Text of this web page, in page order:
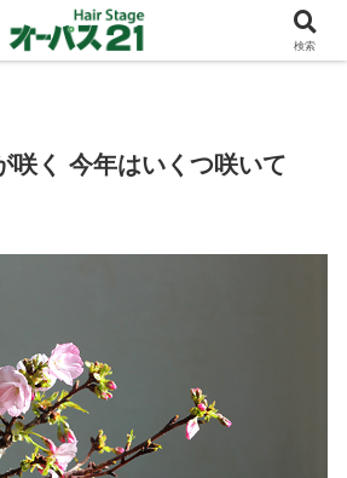
ルのお客様が多い東大阪のヘアーサロン 店長の与
太話
咲く 今年はいくつ咲いて
検索